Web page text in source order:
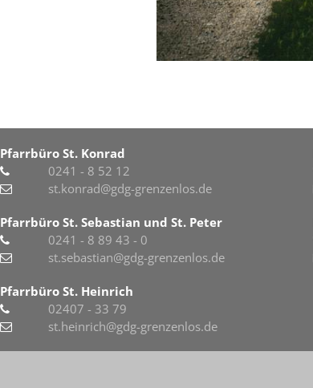
Pfarrbüro St. Konrad
0241 - 8 52 12
st.konrad@gdg-grenzenlos.de
Pfarrbüro St. Sebastian und St. Peter
0241 - 8 89 43 - 0
st.sebastian@gdg-grenzenlos.de
Pfarrbüro St. Heinrich
02407 - 33 79
st.heinrich@gdg-grenzenlos.de